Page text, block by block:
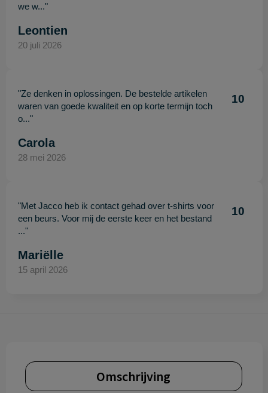
we w..."
Leontien
20 juli 2026
"Ze denken in oplossingen. De bestelde artikelen
waren van goede kwaliteit en op korte termijn toch
o..."
10
Carola
28 mei 2026
"Met Jacco heb ik contact gehad over t-shirts voor
een beurs. Voor mij de eerste keer en het bestand
..."
10
Mariëlle
15 april 2026
Omschrijving